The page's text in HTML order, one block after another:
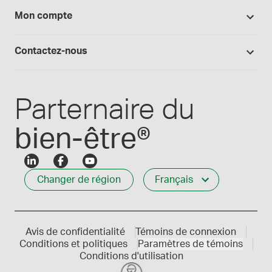
Preparation magistrale 101
Qui nous servons
Mon compte
Contactez-nous
1-800-665-6334
Parternaire du
bien-être®
Changer de région Français
Avis de confidentialité
Témoins de connexion
Conditions et politiques
Paramètres de témoins
Conditions d'utilisation